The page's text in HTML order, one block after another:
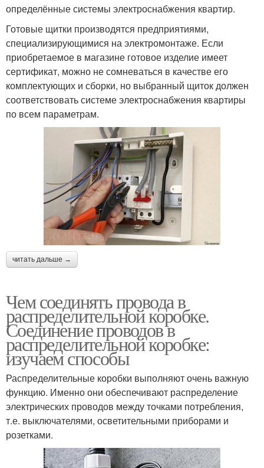
определённые системы электроснабжения квартир.
Готовые щитки производятся предприятиями,
специализирующимися на электромонтаже. Если
приобретаемое в магазине готовое изделие имеет
сертификат, можно не сомневаться в качестве его
комплектующих и сборки, но выбранный щиток должен
соответствовать системе электроснабжения квартиры
по всем параметрам.
читать дальше →
Чем соединять провода в
распределительной коробке.
Соединение проводов в
распределительной коробке:
изучаем способы
Распределительные коробки выполняют очень важную
функцию. Именно они обеспечивают распределение
электрических проводов между точками потребления,
т.е. выключателями, осветительными приборами и
розетками.